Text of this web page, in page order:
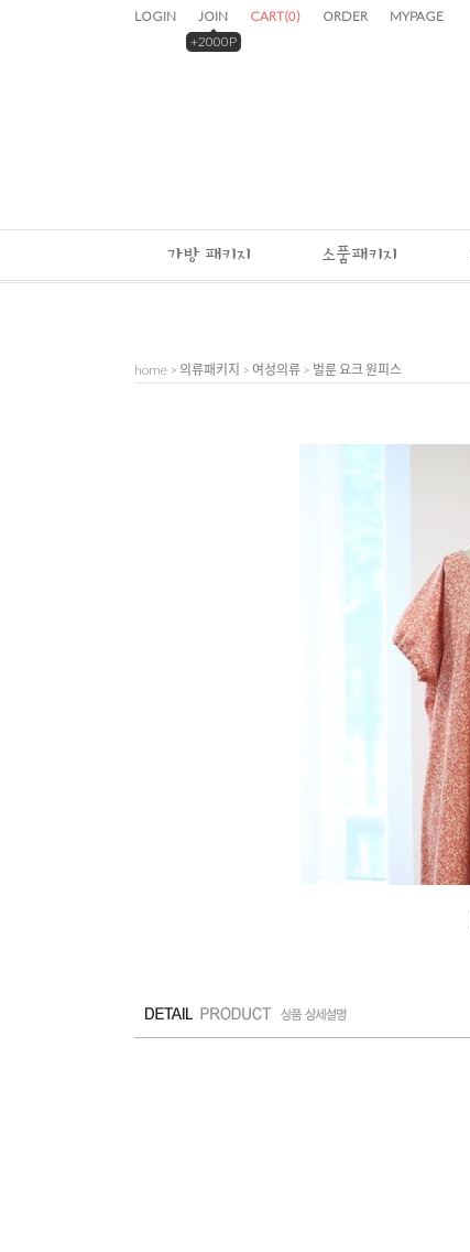
LOGIN
JOIN
+2000P
CART(0) ORDER MYPAGE
가방 패키지 소품패키지
home > 의류패키지 > 여성의류 > 벌룬 요크 원피스